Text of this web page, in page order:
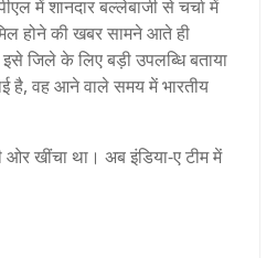
में शानदार बल्लेबाजी से चर्चा में
होने की खबर सामने आते ही
जिले के लिए बड़ी उपलब्धि बताया
है, वह आने वाले समय में भारतीय
खींचा था। अब इंडिया-ए टीम में